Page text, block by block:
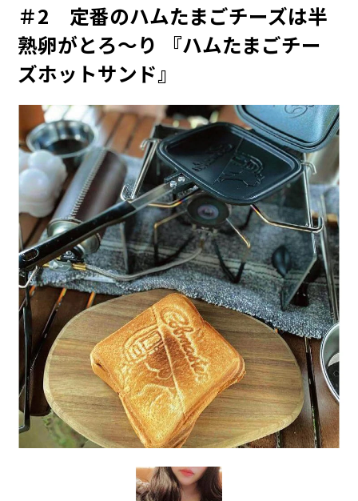
＃2 定番のハムたまごチーズは半
熟卵がとろ～り 『ハムたまごチー
ズホットサンド』